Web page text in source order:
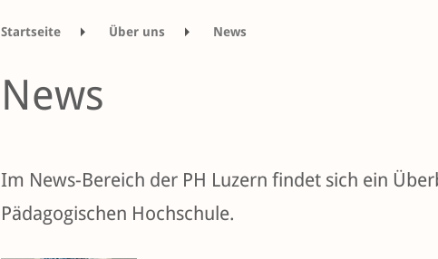
Startseite Über uns News
News
Im News-Bereich der PH Luzern findet sich ein
Pädagogischen Hochschule.